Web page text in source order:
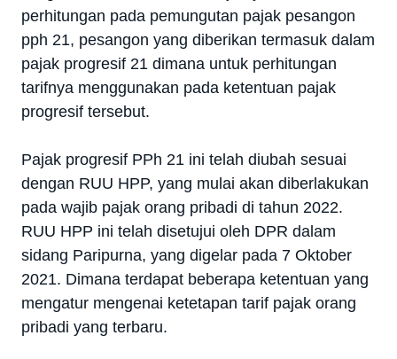
perhitungan pada pemungutan pajak pesangon
pph 21, pesangon yang diberikan termasuk dalam
pajak progresif 21 dimana untuk perhitungan
tarifnya menggunakan pada ketentuan pajak
progresif tersebut.
Pajak progresif PPh 21 ini telah diubah sesuai
dengan RUU HPP, yang mulai akan diberlakukan
pada wajib pajak orang pribadi di tahun 2022.
RUU HPP ini telah disetujui oleh DPR dalam
sidang Paripurna, yang digelar pada 7 Oktober
2021. Dimana terdapat beberapa ketentuan yang
mengatur mengenai ketetapan tarif pajak orang
pribadi yang terbaru.